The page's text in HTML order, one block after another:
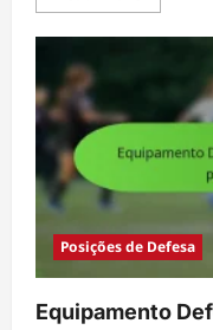
more
Médio
Posições de Defesa
Equipamento